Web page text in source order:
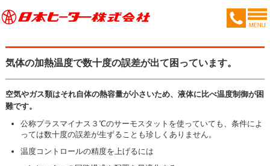
気体の加熱温度で数十度の誤差が出て困っています。
空気やガス類はそれ自体の熱容量が小さいため、液体に比べ温度制御が困
難です。
公称プラスマイナス３℃のサーモスタットを使っていても、条件によ
っては数十度の誤差が生ずることも珍しくありません。
温度コントロールの精度を上げるには